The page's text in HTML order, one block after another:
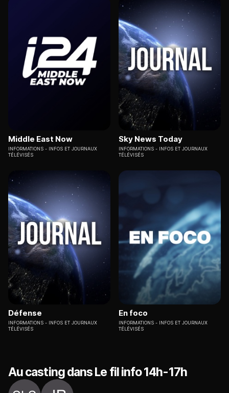
Middle East Now
INFORMATIONS
INFOS ET JOURNAUX
TÉLÉVISÉS
Sky News Today
INFORMATIONS
INFOS ET JOURNAUX
TÉLÉVISÉS
Défense
INFORMATIONS
INFOS ET JOURNAUX
TÉLÉVISÉS
En foco
INFORMATIONS
INFOS ET JOURNAUX
TÉLÉVISÉS
Au casting dans Le fil info 14h-17h